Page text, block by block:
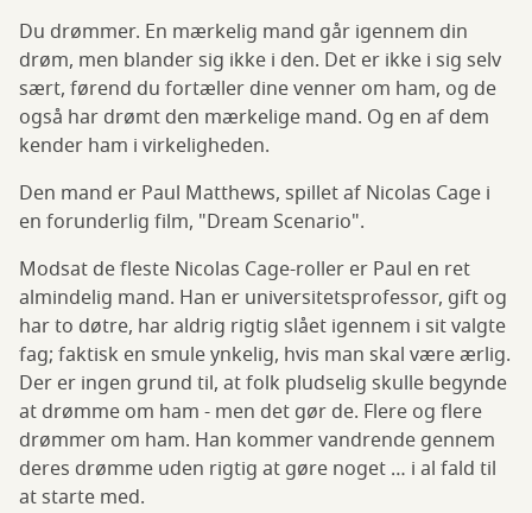
Du drømmer. En mærkelig mand går igennem din
drøm, men blander sig ikke i den. Det er ikke i sig selv
sært, førend du fortæller dine venner om ham, og de
også har drømt den mærkelige mand. Og en af dem
kender ham i virkeligheden.
Den mand er Paul Matthews, spillet af Nicolas Cage i
en forunderlig film, "Dream Scenario".
Modsat de fleste Nicolas Cage-roller er Paul en ret
almindelig mand. Han er universitetsprofessor, gift og
har to døtre, har aldrig rigtig slået igennem i sit valgte
fag; faktisk en smule ynkelig, hvis man skal være ærlig.
Der er ingen grund til, at folk pludselig skulle begynde
at drømme om ham - men det gør de. Flere og flere
drømmer om ham. Han kommer vandrende gennem
deres drømme uden rigtig at gøre noget … i al fald til
at starte med.